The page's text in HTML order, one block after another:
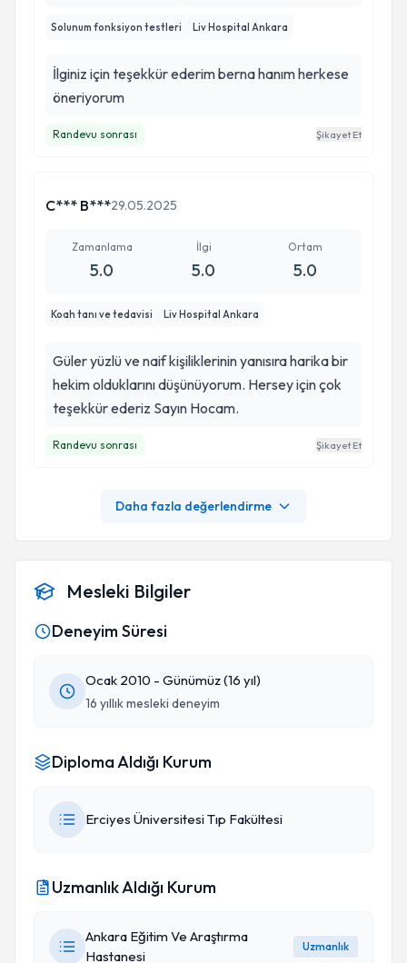
Solunum fonksiyon testleri Liv Hospital Ankara
İlginiz için teşekkür ederim berna hanım herkese
öneriyorum
Randevu sonrası Şikayet Et
C*** B***29.05.2025
Zamanlama
5.0
İlgi
5.0
Ortam
5.0
Koah tanı ve tedavisi Liv Hospital Ankara
Güler yüzlü ve naif kişiliklerinin yanısıra harika bir
hekim olduklarını düşünüyorum. Hersey için çok
teşekkür ederiz Sayın Hocam.
Randevu sonrası Şikayet Et
Daha fazla değerlendirme
Mesleki Bilgiler
Deneyim Süresi
Ocak 2010 - Günümüz (16 yıl)
16 yıllık mesleki deneyim
Diploma Aldığı Kurum
Erciyes Üniversitesi Tıp Fakültesi
Uzmanlık Aldığı Kurum
Ankara Eğitim Ve Araştırma
Hastanesi
Uzmanlık